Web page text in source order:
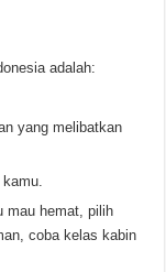
adalah:
yang melibatkan
mau hemat, pilih
coba kelas kabin